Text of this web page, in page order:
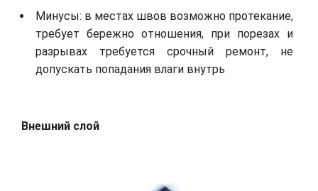
Минусы: в местах швов возможно протекание,
требует бережно отношения, при порезах и
разрывах требуется срочный ремонт, не
допускать попадания влаги внутрь
Внешний слой